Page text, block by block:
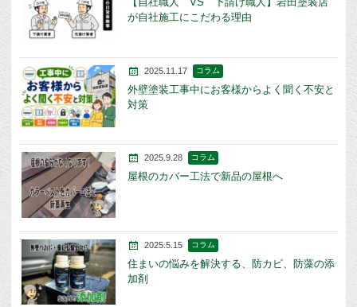
が自社施工にこだわる理由
2025.11.17 コラム
外壁塗装工事中にお客様からよく聞く不安と
対策
2025.9.28 コラム
屋根のカバー工法で新品の屋根へ
2025.5.15 コラム
住まいの悩みを解決する、防カビ、防藻の添
加剤